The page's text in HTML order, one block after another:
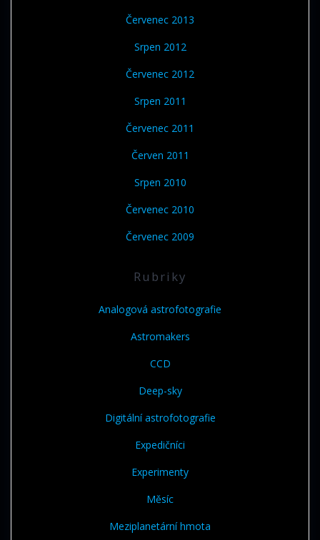
Červenec 2013
Srpen 2012
Červenec 2012
Srpen 2011
Červenec 2011
Červen 2011
Srpen 2010
Červenec 2010
Červenec 2009
Rubriky
Analogová astrofotografie
Astromakers
CCD
Deep-sky
Digitální astrofotografie
Expedičníci
Experimenty
Měsíc
Meziplanetární hmota